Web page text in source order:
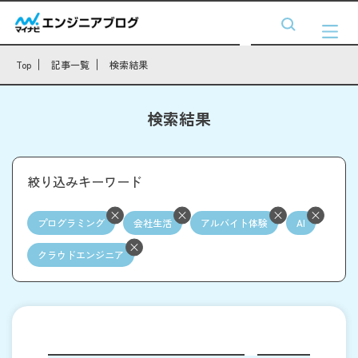
Top 記事一覧 検索結果
検索結果
絞り込みキーワード
プログラミング 会社生活 アルバイト体験 AI
クラウドエンジニア